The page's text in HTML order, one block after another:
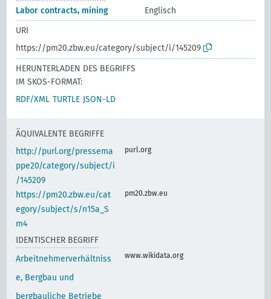
Labor contracts, mining
Englisch
URI
https://pm20.zbw.eu/category/subject/i/145209
HERUNTERLADEN DES BEGRIFFS
IM SKOS-FORMAT:
RDF/XML TURTLE JSON-LD
ÄQUIVALENTE BEGRIFFE
http://purl.org/pressema
ppe20/category/subject/i
/145209
purl.org
https://pm20.zbw.eu/cat
egory/subject/s/n15a_S
m4
pm20.zbw.eu
IDENTISCHER BEGRIFF
Arbeitnehmerverhältniss
e, Bergbau und
bergbauliche Betriebe
www.wikidata.org